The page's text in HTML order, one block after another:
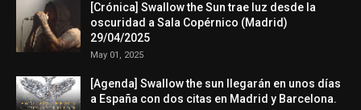
[Crónica] Swallow the Sun trae luz desde la
oscuridad a Sala Copérnico (Madrid)
29/04/2025
May 01, 2025
[Agenda] Swallow the sun llegarán en unos días
a España con dos citas en Madrid y Barcelona.